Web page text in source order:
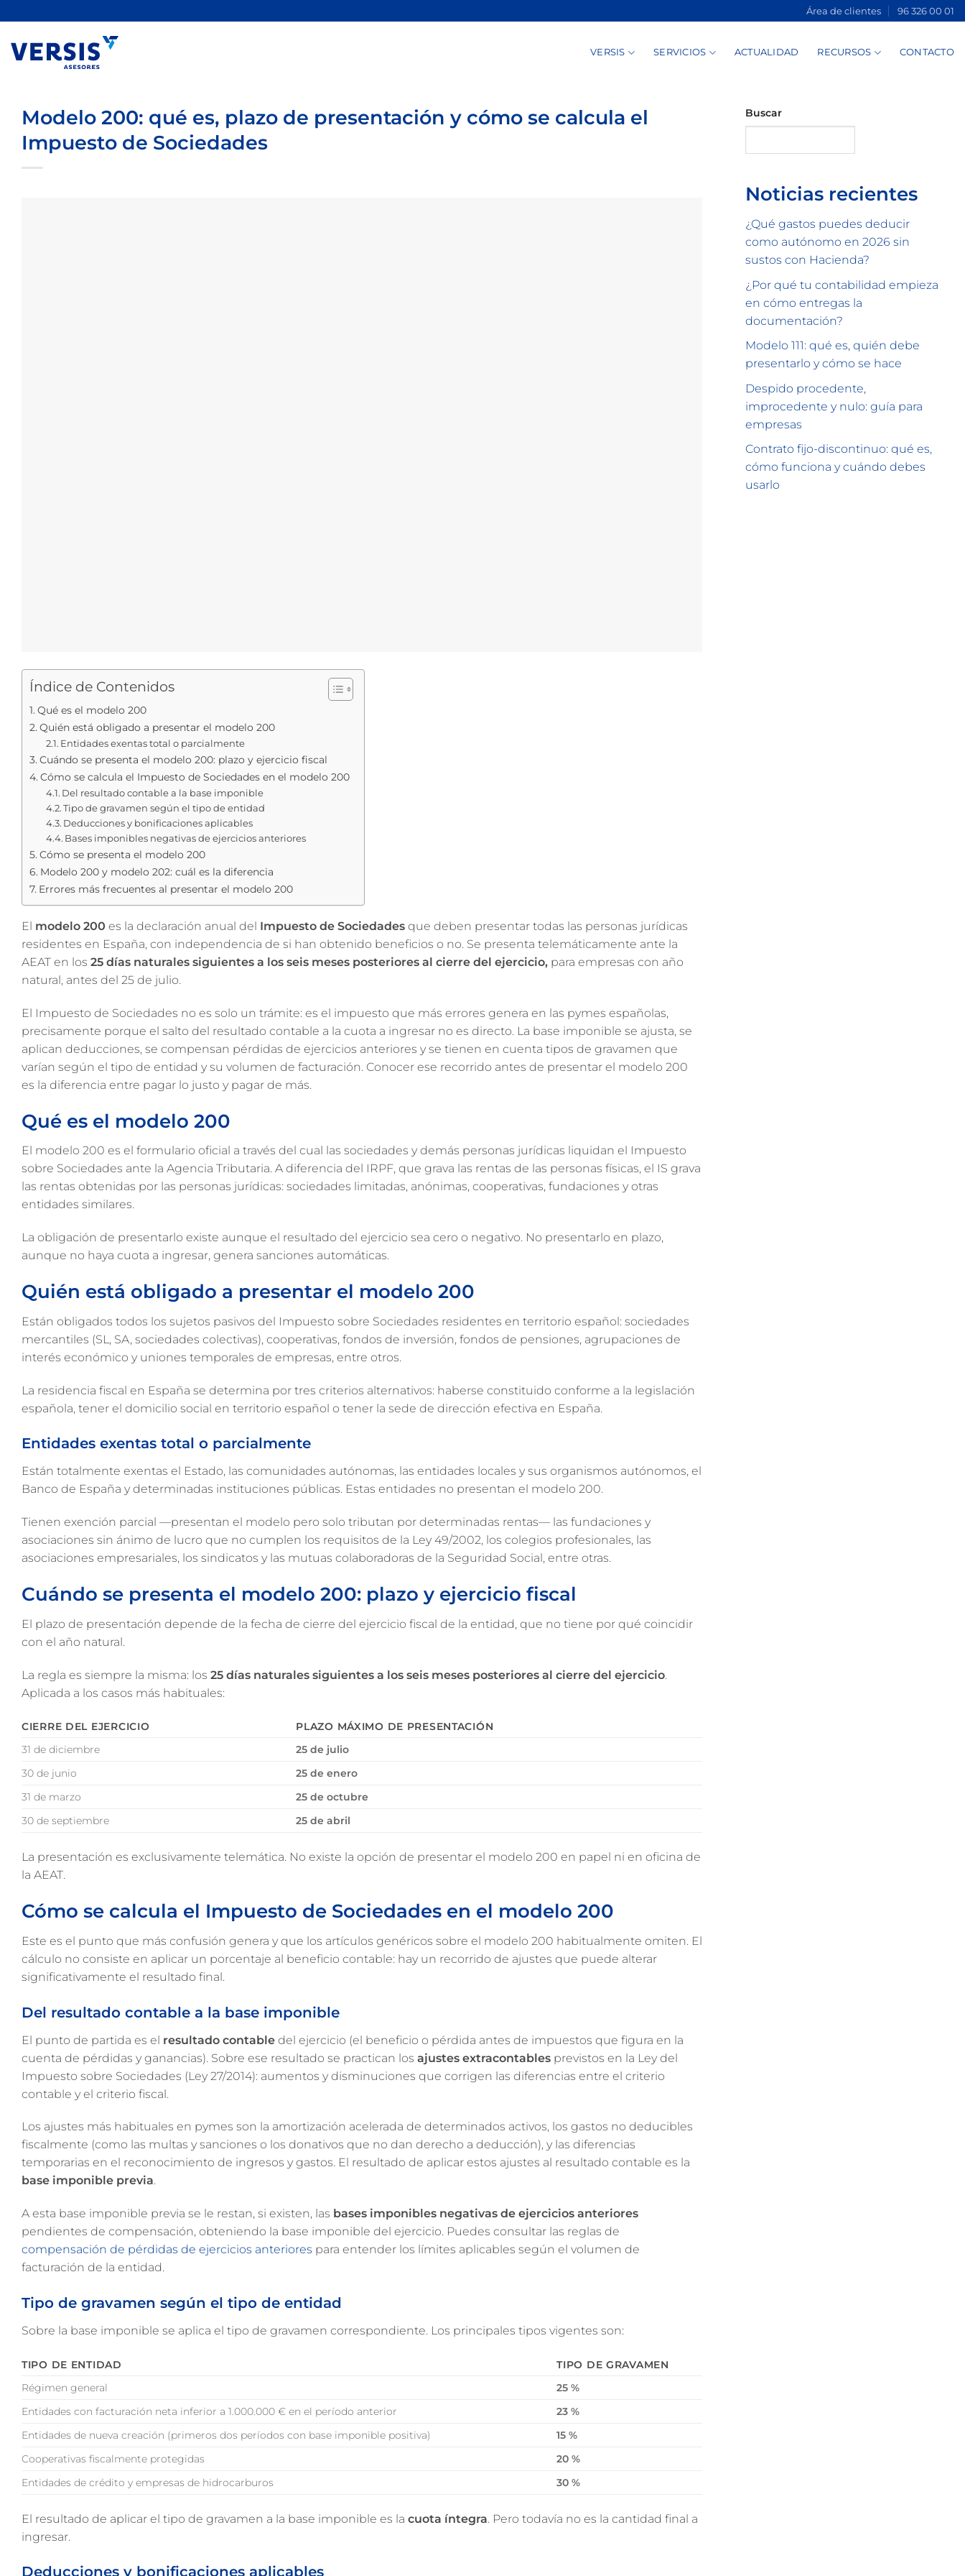
contenido
Área de clientes 96 326 00 01
VERSIS SERVICIOS ACTUALIDAD RECURSOS CONTACTO
Modelo 200: qué es, plazo de presentación y cómo se calcula el
Impuesto de Sociedades
Índice de Contenidos
Qué es el modelo 200
Quién está obligado a presentar el modelo 200
Entidades exentas total o parcialmente
Cuándo se presenta el modelo 200: plazo y ejercicio fiscal
Cómo se calcula el Impuesto de Sociedades en el modelo 200
Del resultado contable a la base imponible
Tipo de gravamen según el tipo de entidad
Deducciones y bonificaciones aplicables
Bases imponibles negativas de ejercicios anteriores
Cómo se presenta el modelo 200
Modelo 200 y modelo 202: cuál es la diferencia
Errores más frecuentes al presentar el modelo 200
El modelo 200 es la declaración anual del Impuesto de Sociedades que deben presentar todas las personas jurídicas
residentes en España, con independencia de si han obtenido beneficios o no. Se presenta telemáticamente ante la
AEAT en los 25 días naturales siguientes a los seis meses posteriores al cierre del ejercicio, para empresas con año
natural, antes del 25 de julio.
El Impuesto de Sociedades no es solo un trámite: es el impuesto que más errores genera en las pymes españolas,
precisamente porque el salto del resultado contable a la cuota a ingresar no es directo. La base imponible se ajusta, se
aplican deducciones, se compensan pérdidas de ejercicios anteriores y se tienen en cuenta tipos de gravamen que
varían según el tipo de entidad y su volumen de facturación. Conocer ese recorrido antes de presentar el modelo 200
es la diferencia entre pagar lo justo y pagar de más.
Qué es el modelo 200
El modelo 200 es el formulario oficial a través del cual las sociedades y demás personas jurídicas liquidan el Impuesto
sobre Sociedades ante la Agencia Tributaria. A diferencia del IRPF, que grava las rentas de las personas físicas, el IS grava
las rentas obtenidas por las personas jurídicas: sociedades limitadas, anónimas, cooperativas, fundaciones y otras
entidades similares.
La obligación de presentarlo existe aunque el resultado del ejercicio sea cero o negativo. No presentarlo en plazo,
aunque no haya cuota a ingresar, genera sanciones automáticas.
Quién está obligado a presentar el modelo 200
Están obligados todos los sujetos pasivos del Impuesto sobre Sociedades residentes en territorio español: sociedades
mercantiles (SL, SA, sociedades colectivas), cooperativas, fondos de inversión, fondos de pensiones, agrupaciones de
interés económico y uniones temporales de empresas, entre otros.
La residencia fiscal en España se determina por tres criterios alternativos: haberse constituido conforme a la legislación
española, tener el domicilio social en territorio español o tener la sede de dirección efectiva en España.
Entidades exentas total o parcialmente
Están totalmente exentas el Estado, las comunidades autónomas, las entidades locales y sus organismos autónomos, el
Banco de España y determinadas instituciones públicas. Estas entidades no presentan el modelo 200.
Tienen exención parcial —presentan el modelo pero solo tributan por determinadas rentas— las fundaciones y
asociaciones sin ánimo de lucro que no cumplen los requisitos de la Ley 49/2002, los colegios profesionales, las
asociaciones empresariales, los sindicatos y las mutuas colaboradoras de la Seguridad Social, entre otras.
Cuándo se presenta el modelo 200: plazo y ejercicio fiscal
El plazo de presentación depende de la fecha de cierre del ejercicio fiscal de la entidad, que no tiene por qué coincidir
con el año natural.
La regla es siempre la misma: los 25 días naturales siguientes a los seis meses posteriores al cierre del ejercicio.
Aplicada a los casos más habituales:
CIERRE DEL EJERCICIO
PLAZO MÁXIMO DE PRESENTACIÓN
31 de diciembre
25 de julio
30 de junio
25 de enero
31 de marzo
25 de octubre
30 de septiembre
25 de abril
La presentación es exclusivamente telemática. No existe la opción de presentar el modelo 200 en papel ni en oficina de
la AEAT.
Cómo se calcula el Impuesto de Sociedades en el modelo 200
Este es el punto que más confusión genera y que los artículos genéricos sobre el modelo 200 habitualmente omiten. El
cálculo no consiste en aplicar un porcentaje al beneficio contable: hay un recorrido de ajustes que puede alterar
significativamente el resultado final.
Del resultado contable a la base imponible
El punto de partida es el resultado contable del ejercicio (el beneficio o pérdida antes de impuestos que figura en la
cuenta de pérdidas y ganancias). Sobre ese resultado se practican los ajustes extracontables previstos en la Ley del
Impuesto sobre Sociedades (Ley 27/2014): aumentos y disminuciones que corrigen las diferencias entre el criterio
contable y el criterio fiscal.
Los ajustes más habituales en pymes son la amortización acelerada de determinados activos, los gastos no deducibles
fiscalmente (como las multas y sanciones o los donativos que no dan derecho a deducción), y las diferencias
temporarias en el reconocimiento de ingresos y gastos. El resultado de aplicar estos ajustes al resultado contable es la
base imponible previa.
A esta base imponible previa se le restan, si existen, las bases imponibles negativas de ejercicios anteriores
pendientes de compensación, obteniendo la base imponible del ejercicio. Puedes consultar las reglas de
compensación de pérdidas de ejercicios anteriores para entender los límites aplicables según el volumen de
facturación de la entidad.
Tipo de gravamen según el tipo de entidad
Sobre la base imponible se aplica el tipo de gravamen correspondiente. Los principales tipos vigentes son:
TIPO DE ENTIDAD
TIPO DE GRAVAMEN
Régimen general
25 %
Entidades con facturación neta inferior a 1.000.000 € en el período anterior
23 %
Entidades de nueva creación (primeros dos períodos con base imponible positiva)
15 %
Cooperativas fiscalmente protegidas
20 %
Entidades de crédito y empresas de hidrocarburos
30 %
El resultado de aplicar el tipo de gravamen a la base imponible es la cuota íntegra. Pero todavía no es la cantidad final a
ingresar.
Deducciones y bonificaciones aplicables
Buscar
Noticias recientes
¿Qué gastos puedes deducir
como autónomo en 2026 sin
sustos con Hacienda?
¿Por qué tu contabilidad empieza
en cómo entregas la
documentación?
Modelo 111: qué es, quién debe
presentarlo y cómo se hace
Despido procedente,
improcedente y nulo: guía para
empresas
Contrato fijo-discontinuo: qué es,
cómo funciona y cuándo debes
usarlo